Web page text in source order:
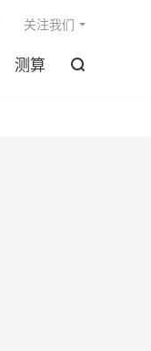
测算 
关注我们